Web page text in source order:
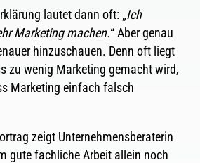
lautet dann oft: „Ich
Marketing machen.“ Aber genau
hinzuschauen. Denn oft liegt
zu wenig Marketing gemacht wird,
Marketing einfach falsch
zeigt Unternehmensberaterin
gute fachliche Arbeit allein noch